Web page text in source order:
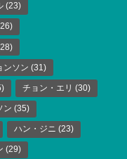
(23)
ンソン (31)
チョン・エリ (30)
ン (35)
ハン・ジニ (23)
(29)